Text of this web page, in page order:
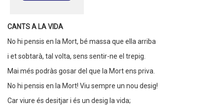
CANTS A LA VIDA
No hi pensis en la Mort, bé massa que ella arriba
i et sobtarà, tal volta, sens sentir-ne el trepig.
Mai més podràs gosar del que la Mort ens priva.
No hi pensis en la Mort! Viu sempre un nou desig!
Car viure és desitjar i és un desig la vida;